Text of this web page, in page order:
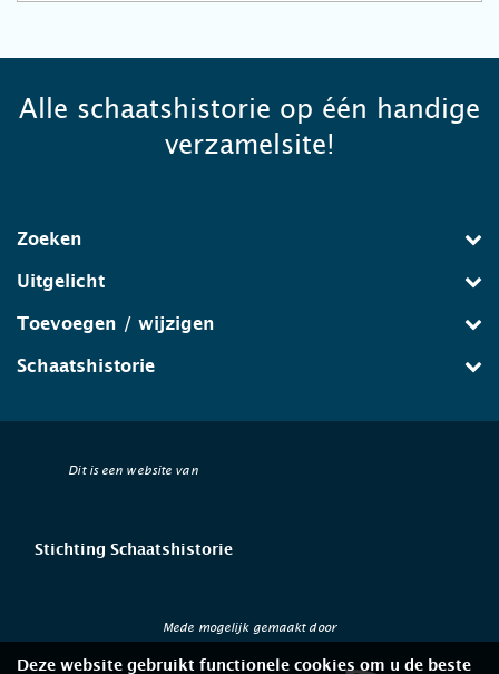
Alle schaatshistorie op één handige
verzamelsite!
Zoeken
Uitgelicht
Toevoegen / wijzigen
Schaatshistorie
Dit is een website van
Stichting Schaatshistorie
Mede mogelijk gemaakt door
Deze website gebruikt functionele cookies om u de beste